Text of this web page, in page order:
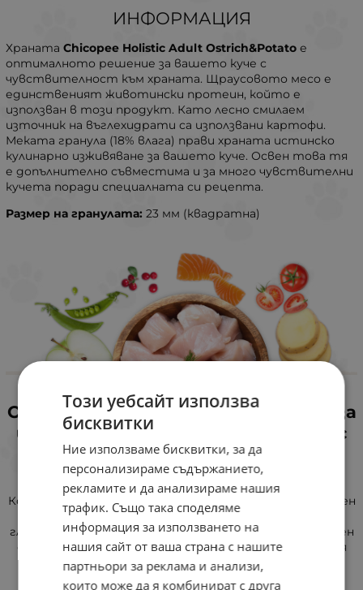
ИНФОРМАЦИЯ
Храната Chicopee Holistic Adult Ostrich&Potato е
оптималното решение за вашето куче с
чувствителност към храната. Щраусовото месо е
единственият животински протеин, който е
използван в този продукт. Като лесно смилаем
източник на въглехидрати са използвани картофи.
Меката гранула (18% влага) прави храната истинско
кулинарно изживяване за вашето куче. Освен това тя
е допълнително съвместима и за много чувствителни
кучета поради специалната си рецепта.
Размер на гранулата: 23 мм (квадратна)
Основни предимства на храната за
израснали кучета Chicopee Holistic
Soft Ostrich&Potato
Комплекс за мобилност
Комплексът за мобилност е комбинация от натурален
екстракт от зеленоуста мида и много важните
глюкозамин и хондроитин сулфат. Това има позитивен
ефект върху функцията и формирането на костния
хрущял.
Този уебсайт използва
бисквитки
Ние използваме бисквитки, за да
персонализираме съдържанието,
рекламите и да анализираме нашия
трафик. Също така споделяме
информация за използването на
нашия сайт от ваша страна с нашите
партньори за реклама и анализи,
които може да я комбинират с друга